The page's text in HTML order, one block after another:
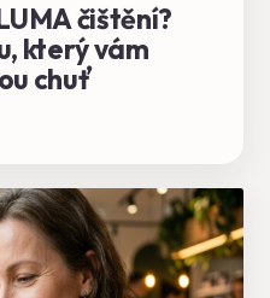
čištění?
který vám
chuť